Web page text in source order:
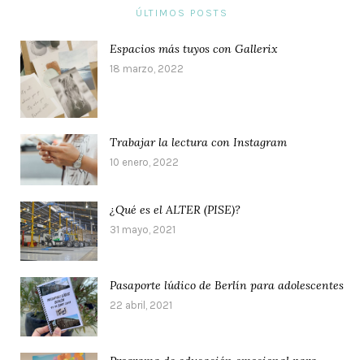
ÚLTIMOS POSTS
Espacios más tuyos con Gallerix
18 marzo, 2022
Trabajar la lectura con Instagram
10 enero, 2022
¿Qué es el ALTER (PISE)?
31 mayo, 2021
Pasaporte lúdico de Berlín para adolescentes
22 abril, 2021